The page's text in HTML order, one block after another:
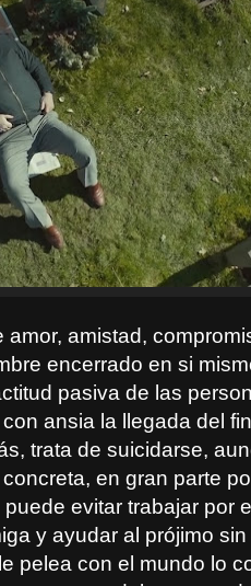
amor, amistad,
encerrado en si
pasiva de las
ansia la llegada del
trata de suicidarse,
en gran parte
evitar trabajar por
y ayudar al prójimo sin
pelea con el mundo lo